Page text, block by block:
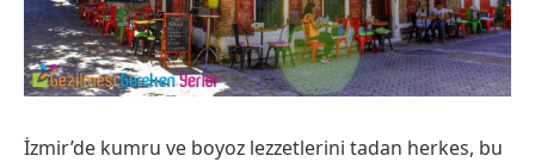
İzmir’de kumru ve boyoz lezzetlerini tadan herkes, bu